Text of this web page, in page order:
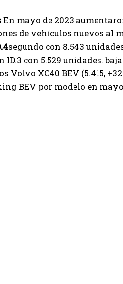
En mayo de 2023
de vehículos nuevos al
segundo con 8.543
con 5.529 unidades.
XC40 BEV (5.415,
BEV por modelo en